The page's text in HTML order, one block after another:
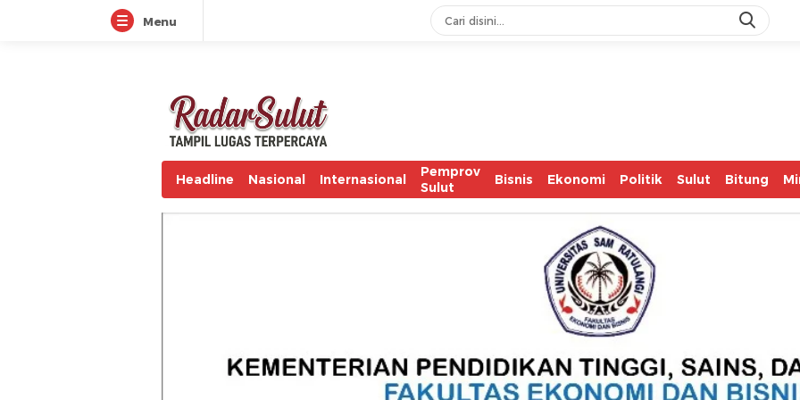
Menu
radarsulut.com
Headline Nasional Internasional
Pemprov
Sulut
Bisnis Ekonomi Politik Sulut Bitung